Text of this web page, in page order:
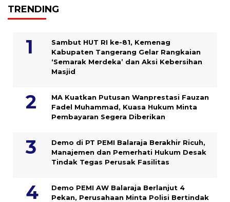
TRENDING
Sambut HUT RI ke-81, Kemenag
Kabupaten Tangerang Gelar Rangkaian
‘Semarak Merdeka’ dan Aksi Kebersihan
Masjid
MA Kuatkan Putusan Wanprestasi Fauzan
Fadel Muhammad, Kuasa Hukum Minta
Pembayaran Segera Diberikan
Demo di PT PEMI Balaraja Berakhir Ricuh,
Manajemen dan Pemerhati Hukum Desak
Tindak Tegas Perusak Fasilitas
Demo PEMI AW Balaraja Berlanjut 4
Pekan, Perusahaan Minta Polisi Bertindak